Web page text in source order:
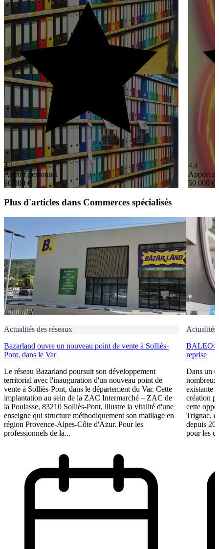
4,1
Apport personnel
90 000 €
4,4
Apport
50 000 €
Plus d'articles dans Commerces spécialisés
Actualités des réseaux
Bazarland ouvre un nouveau point de vente à Solliès-
Pont, dans le Var
Le réseau Bazarland poursuit son développement
territorial avec l'inauguration d'un nouveau point de
vente à Solliès-Pont, dans le département du Var. Cette
implantation au sein de la ZAC Intermarché – ZAC de
la Poulasse, 83210 Solliès-Pont, illustre la vitalité d'une
enseigne qui structure méthodiquement son maillage en
région Provence-Alpes-Côte d'Azur. Pour les
professionnels de la...
Actualités
BALEO®
reprise
Dans un
nombreux
existante
création
cette
Trignac,
depuis
pour les